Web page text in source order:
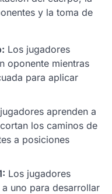
y la toma de
Los jugadores
oponente mientras
para aplicar
aprenden a
los caminos de
a posiciones
Los jugadores
uno para desarrollar